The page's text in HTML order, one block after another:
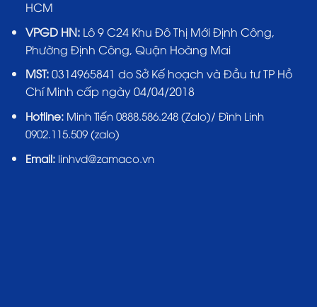
HCM
VPGD HN:Lô 9 C24 Khu Đô Thị Mới Định Công,
Phường Định Công, Quận Hoàng Mai
MST:0314965841 do Sở Kế hoạch và Đầu tư TP Hồ
Chí Minh cấp ngày 04/04/2018
Hotline: Minh Tiến 0888.586.248 (Zalo)/ Đình Linh
0902.115.509 (zalo)
Email:linhvd@zamaco.vn